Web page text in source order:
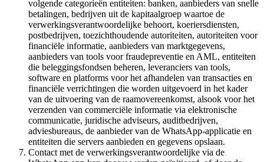
volgende categorieën entiteiten: banken, aanbieders van snelle
betalingen, bedrijven uit de kapitaalgroep waartoe de
verwerkingsverantwoordelijke behoort, koeriersdiensten,
postbedrijven, toezichthoudende autoriteiten, autoriteiten voor
financiële informatie, aanbieders van marktgegevens,
aanbieders van tools voor fraudepreventie en AML, entiteiten
die beleggingsfondsen beheren, leveranciers van tools,
software en platforms voor het afhandelen van transacties en
financiële verrichtingen die worden uitgevoerd in het kader
van de uitvoering van de raamovereenkomst, alsook voor het
verzenden van commerciële informatie via elektronische
communicatie, juridische adviseurs, auditbedrijven,
adviesbureaus, de aanbieder van de WhatsApp-applicatie en
entiteiten die servers aanbieden en gegevens opslaan.
Contact met de verwerkingsverantwoordelijke via de